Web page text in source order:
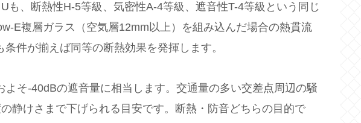
も、断熱性H-5等級、気密性A-4等級、遮音性T-4等級という同じ
E複層ガラス（空気層12mm以上）を組み込んだ場合の熱貫流
件が揃えば同等の断熱効果を発揮します。
よそ-40dBの遮音量に相当します。交通量の多い交差点周辺の騒
静けさまで下げられる目安です。断熱・防音どちらの目的で